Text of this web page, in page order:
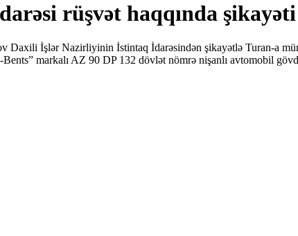
rüşvət haqqında
Daxili İşlər Nazirliyinin İstintaq İdarəsindən şikayətlə Turan-a
markalı AZ 90 DP 132 dövlət nömrə nişanlı avtomobil